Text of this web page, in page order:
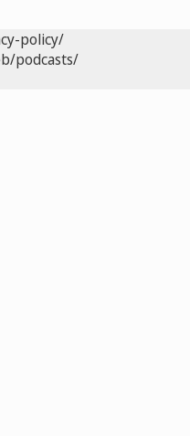
policy/
podcasts/